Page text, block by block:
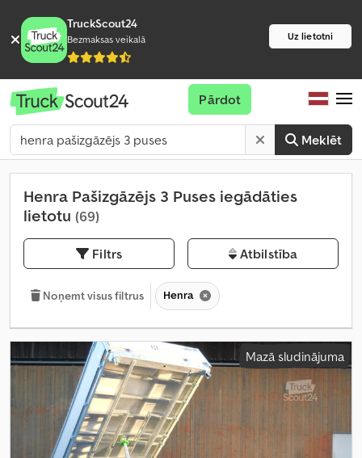
TruckScout24
Bezmaksas veikalā Uz lietotni
Meklēt
Pārdot
Henra Pašizgāzējs 3 Puses iegādāties
lietotu (69)
Filtrs Atbilstība
Noņemt visus filtrus Henra
Mazā sludinājuma